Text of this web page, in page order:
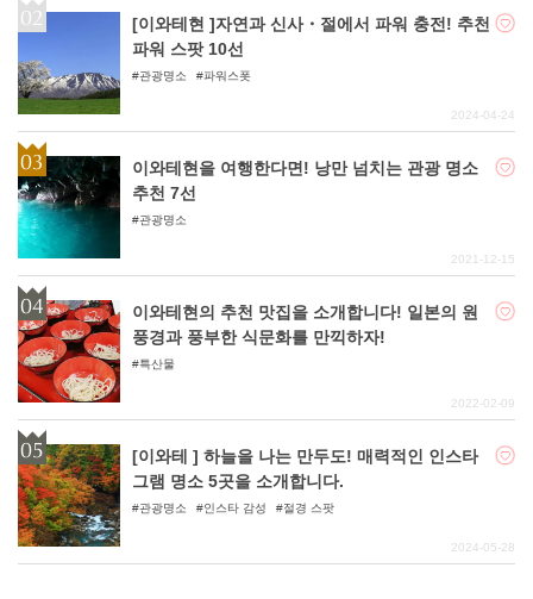
[이와테현 ]자연과 신사・절에서 파워 충전! 추천
파워 스팟 10선
관광명소 파워스폿
2024-04-24
이와테현을 여행한다면! 낭만 넘치는 관광 명소
추천 7선
관광명소
2021-12-15
이와테현의 추천 맛집을 소개합니다! 일본의 원
풍경과 풍부한 식문화를 만끽하자!
특산물
2022-02-09
[이와테 ] 하늘을 나는 만두도! 매력적인 인스타
그램 명소 5곳을 소개합니다.
관광명소 인스타 감성 절경 스팟
2024-05-28